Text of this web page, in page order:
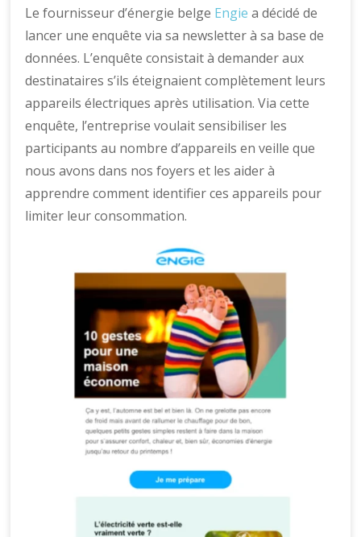
Le fournisseur d’énergie belge Engie a décidé de
lancer une enquête via sa newsletter à sa base de
données. L’enquête consistait à demander aux
destinataires s’ils éteignaient complètement leurs
appareils électriques après utilisation. Via cette
enquête, l’entreprise voulait sensibiliser les
participants au nombre d’appareils en veille que
nous avons dans nos foyers et les aider à
apprendre comment identifier ces appareils pour
limiter leur consommation.